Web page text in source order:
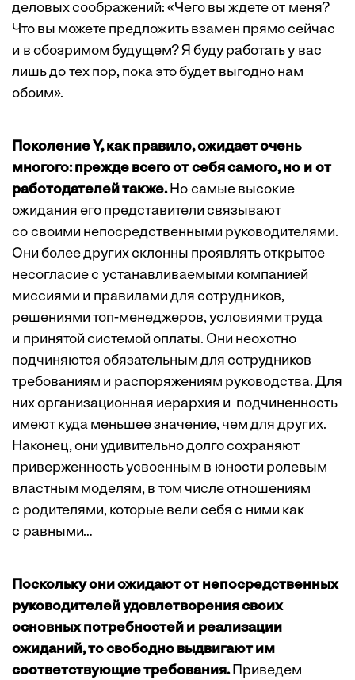
деловых соображений: «Чего вы ждете от меня?
Что вы можете предложить взамен прямо сейчас
и в обозримом будущем? Я буду работать у вас
лишь до тех пор, пока это будет выгодно нам
обоим».
Поколение Y, как правило, ожидает очень
многого: прежде всего от себя самого, но и от
работодателей также.Но самые высокие
ожидания его представители связывают
со своими непосредственными руководителями.
Они более других склонны проявлять открытое
несогласие с устанавливаемыми компанией
миссиями и правилами для сотрудников,
решениями топ-менеджеров, условиями труда
и принятой системой оплаты. Они неохотно
подчиняются обязательным для сотрудников
требованиям и распоряжениям руководства. Для
них организационная иерархия и подчиненность
имеют куда меньшее значение, чем для других.
Наконец, они удивительно долго сохраняют
приверженность усвоенным в юности ролевым
властным моделям, в том числе отношениям
с родителями, которые вели себя с ними как
с равными…
Поскольку они ожидают от непосредственных
руководителей удовлетворения своих
основных потребностей и реализации
ожиданий, то свободно выдвигают им
соответствующие требования.Приведем